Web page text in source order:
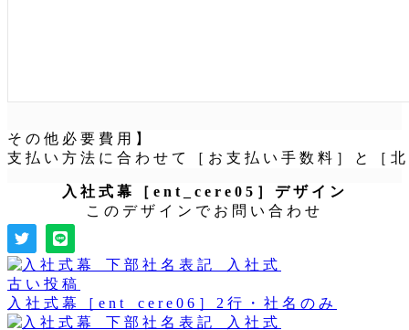
その他必要費用】
支払い方法に合わせて［お支払い手数料］と［
入社式幕［ent_cere05］デザイン
このデザインでお問い合わせ
古い投稿
入社式幕［ent_cere06］2行・社名のみ